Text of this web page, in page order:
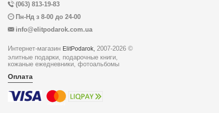
(063) 813-19-83
Пн-Нд з 8-00 до 24-00
info@elitpodarok.com.ua
Интернет-магазин ElitPodarok, 2007-2026 ©
элитные подарки, подарочные книги,
кожаные ежедневники, фотоальбомы
Оплата